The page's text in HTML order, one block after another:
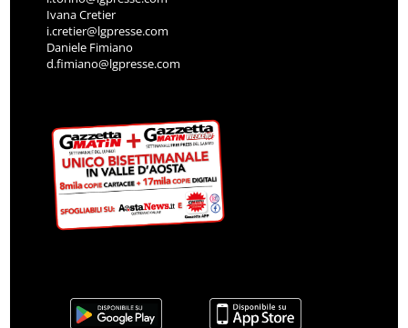
Ivana Cretier
i.cretier@lgpresse.com
Daniele Fimiano
d.fimiano@lgpresse.com